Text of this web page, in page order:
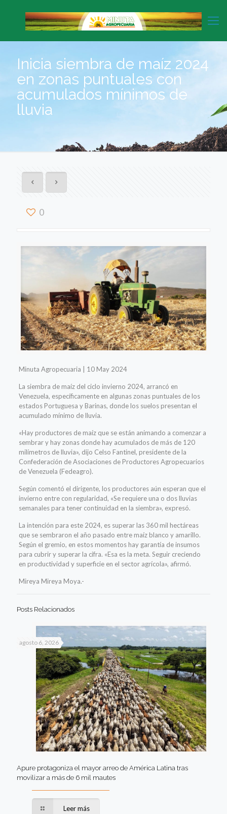
Inicia siembra de maíz 2024
en zonas puntuales con
acumulados mínimos de
lluvia
0
Minuta Agropecuaria | 10 May 2024
La siembra de maíz del ciclo invierno 2024, arrancó en
Venezuela, específicamente en algunas zonas puntuales de los
estados Portuguesa y Barinas, donde los suelos presentan el
acumulado mínimo de lluvia.
«Hay productores de maíz que se están animando a comenzar a
sembrar y hay zonas donde hay acumulados de más de 120
milímetros de lluvia», dijo Celso Fantinel, presidente de la
Confederación de Asociaciones de Productores Agropecuarios
de Venezuela (Fedeagro).
Según comentó el dirigente, los productores aún esperan que el
invierno entre con regularidad, «Se requiere una o dos lluvias
semanales para tener continuidad en la siembra», expresó.
La intención para este 2024, es superar las 360 mil hectáreas
que se sembraron el año pasado entre maíz blanco y amarillo.
Según el gremio, en estos momentos hay garantía de insumos
para cubrir y superar la cifra. «Esa es la meta. Seguir creciendo
en productividad y superficie en el sector agrícola», afirmó.
Mireya Mireya Moya.-
Posts Relacionados
agosto 6, 2026
Apure protagoniza el mayor arreo de América Latina tras
movilizar a más de 6 mil mautes
Leer más